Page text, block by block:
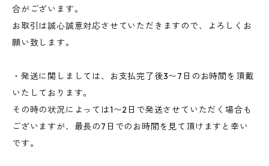
合がございます。
お取引は誠心誠意対応させていただきますので、よろしくお
願い致します。
・発送に関しましては、お支払完了後3〜7日のお時間を頂戴
いたしております。
その時の状況によっては1〜2日で発送させていただく場合も
ございますが、最長の7日でのお時間を見て頂けますと幸い
です。